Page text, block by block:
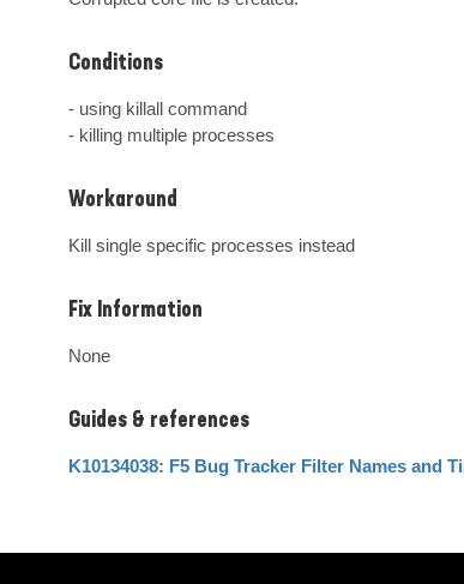
Conditions
- using killall command
- killing multiple processes
Workaround
Kill single specific processes instead
Fix Information
None
Guides & references
K10134038: F5 Bug Tracker Filter Names and